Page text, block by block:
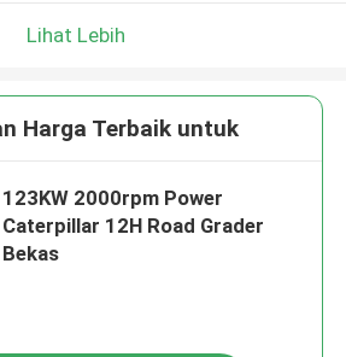
Lihat Lebih
Harga Terbaik untuk
123KW 2000rpm Power
Caterpillar 12H Road Grader
Bekas